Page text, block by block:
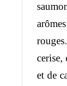
cerise,
et de